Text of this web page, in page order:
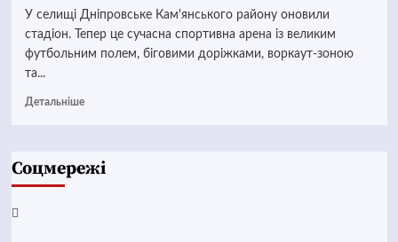
У селищі Дніпровське Кам'янського району оновили
стадіон. Тепер це сучасна спортивна арена із великим
футбольним полем, біговими доріжками, воркаут-зоною
та...
Детальніше
Соцмережі
Facebook